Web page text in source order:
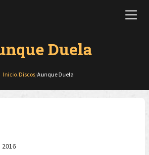
Duela
Inicio/ Discos/ Aunque Duela